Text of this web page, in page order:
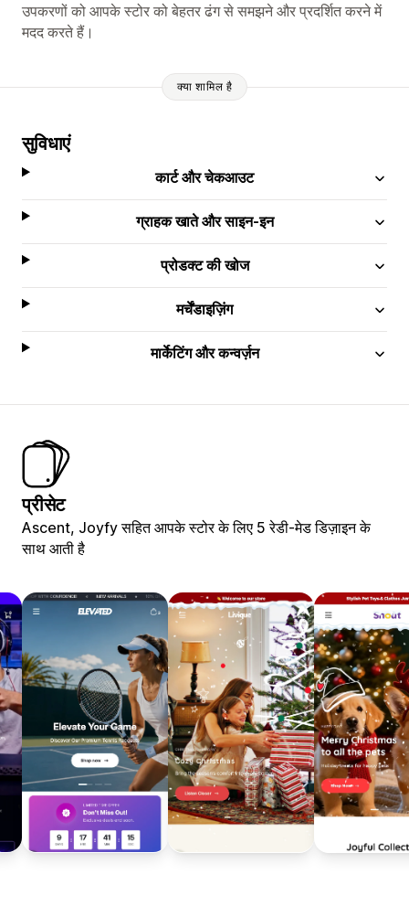
उपकरणों को आपके स्टोर को बेहतर ढंग से समझने और प्रदर्शित करने में
मदद करते हैं।
क्या शामिल है
सुविधाएं
कार्ट और चेकआउट
ग्राहक खाते और साइन-इन
प्रोडक्ट की खोज
मर्चेंडाइज़िंग
मार्केटिंग और कन्वर्ज़न
प्रीसेट
Ascent, Joyfy सहित आपके स्टोर के लिए 5 रेडी-मेड डिज़ाइन के
साथ आती है